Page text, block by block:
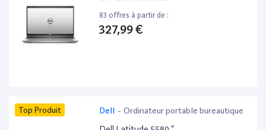
83 offres à partir de :
327,99 €
Top Produit Dell - Ordinateur portable bureautique